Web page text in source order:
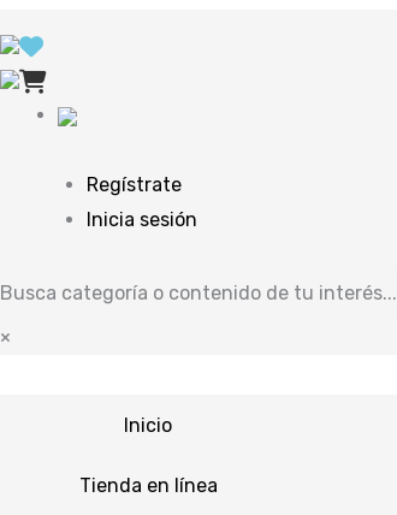
Regístrate
Inicia sesión
Busca categoría o contenido de tu interés...
×
Inicio
Tienda en línea